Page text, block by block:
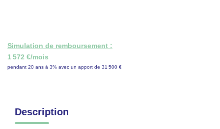
Simulation de remboursement :
1 572 €/mois
pendant 20 ans à 3% avec un apport de 31 500 €
Description